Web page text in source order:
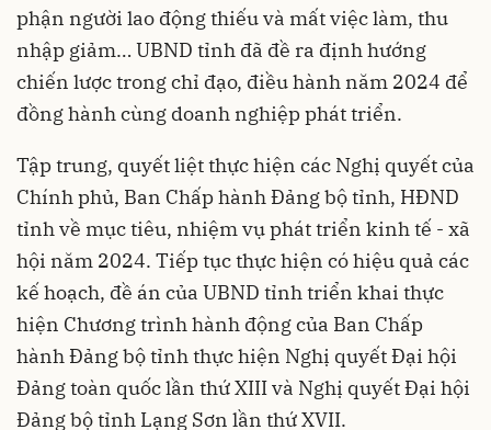
phận người lao động thiếu và mất việc làm, thu
nhập giảm… UBND tỉnh đã đề ra định hướng
chiến lược trong chỉ đạo, điều hành năm 2024 để
đồng hành cùng doanh nghiệp phát triển.
Tập trung, quyết liệt thực hiện các Nghị quyết của
Chính phủ, Ban Chấp hành Đảng bộ tỉnh, HĐND
tỉnh về mục tiêu, nhiệm vụ phát triển kinh tế - xã
hội năm 2024. Tiếp tục thực hiện có hiệu quả các
kế hoạch, đề án của UBND tỉnh triển khai thực
hiện Chương trình hành động của Ban Chấp
hành Đảng bộ tỉnh thực hiện Nghị quyết Đại hội
Đảng toàn quốc lần thứ XIII và Nghị quyết Đại hội
Đảng bộ tỉnh Lạng Sơn lần thứ XVII.